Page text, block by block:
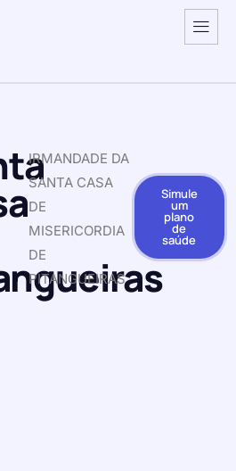
IRMANDADE DA
SANTA CASA
DE
MISERICORDIA
DE
PITANGUEIRAS
Simule
um
plano
de
saúde